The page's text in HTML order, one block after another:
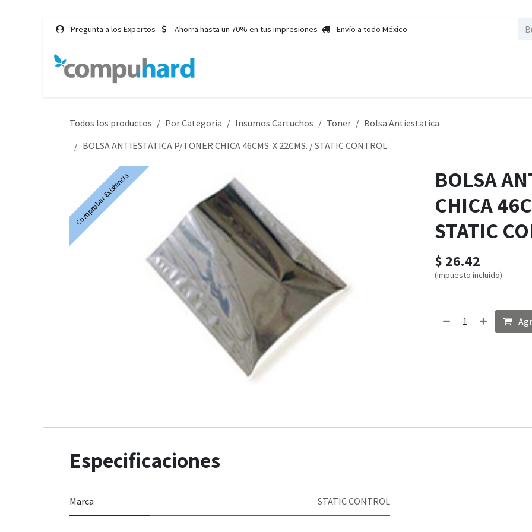
Ir al contenido Pregunta a los Expertos Ahorra hasta un 70% en tus impresiones Envío a todo México
Todos los productos Por Categoria Insumos Cartuchos Toner
Bolsa Antiestatica
BOLSA ANTIESTATICA P/TONER CHICA 46CMS. X 22CMS. / STATIC CONTROL
Comprobar Existencia
BOLSA
CHICA
STATIC
$ 26.42
(impuesto incluido)
Especificaciones
Marca STATIC CONTROL